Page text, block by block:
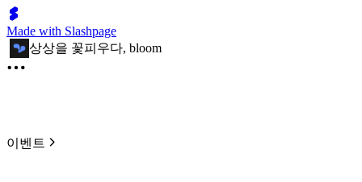
Made with Slashpage
상상을 꽃피우다, bloom
이벤트